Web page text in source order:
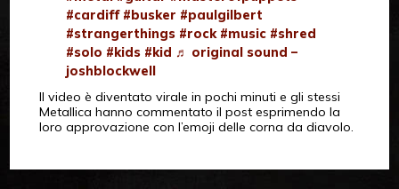
#cardiff #busker #paulgilbert
#strangerthings #rock #music #shred
#solo #kids #kid ♬ original sound –
joshblockwell
Il video è diventato virale in pochi minuti e gli stessi
Metallica hanno commentato il post esprimendo la
loro approvazione con l’emoji delle corna da diavolo.